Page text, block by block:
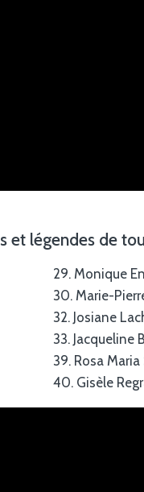
et légendes de
29. Monique
30. Marie-
32. Josiane
33. Jacqueline
39. Rosa
40. Gisèle